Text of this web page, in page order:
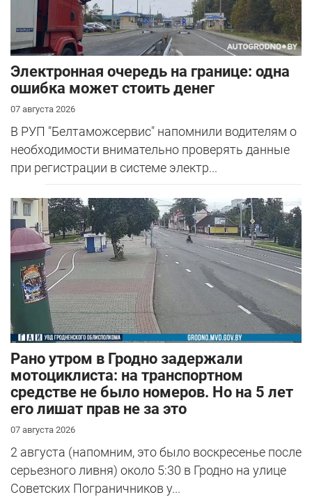
Электронная очередь на границе: одна
ошибка может стоить денег
07 августа 2026
В РУП "Белтаможсервис" напомнили водителям о
необходимости внимательно проверять данные
при регистрации в системе электр...
Рано утром в Гродно задержали
мотоциклиста: на транспортном
средстве не было номеров. Но на 5 лет
его лишат прав не за это
07 августа 2026
2 августа (напомним, это было воскресенье после
серьезного ливня) около 5:30 в Гродно на улице
Советских Пограничников у...